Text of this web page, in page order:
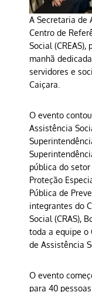
A Secretaria de
Centro de
Social
manhã
servidores e
Caiçara.
O evento
Assistência
pública do
Proteção
Pública de
integrantes do
Social (CRAS),
toda a equipe o
de Assistência
O evento
para 40